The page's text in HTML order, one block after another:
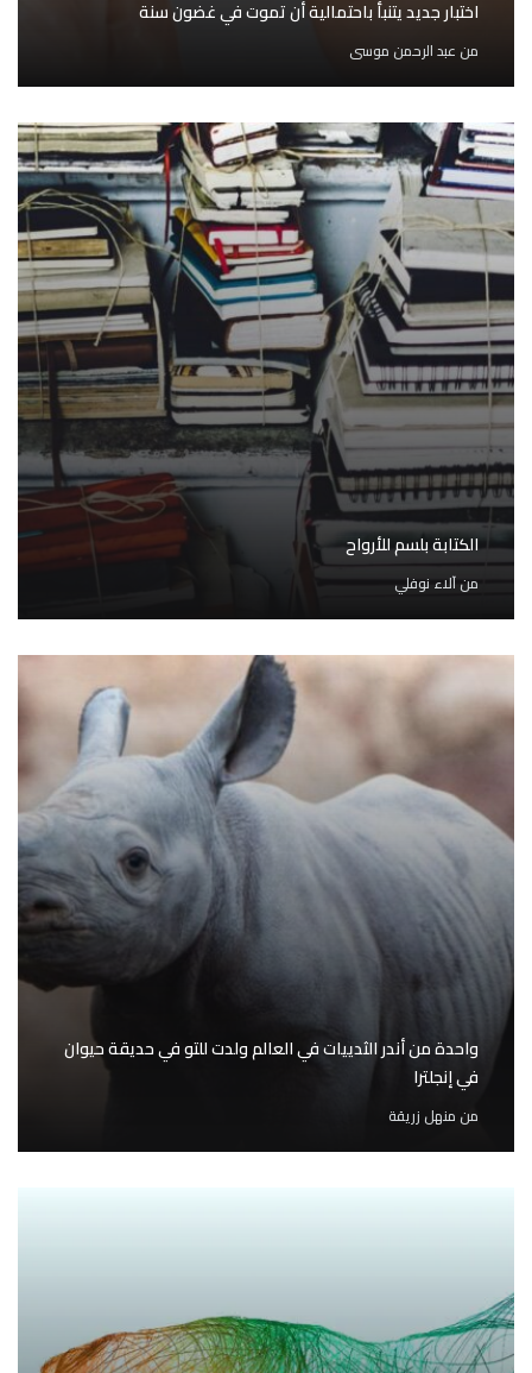
اختبار جديد يتنبأ باحتمالية أن تموت في غضون سنة
من عبد الرحمن موسى
الكتابة بلسم للأرواح
منآلاء نوفلي
واحدة من أندر الثدييات في العالم ولدت للتو في حديقة حيوان
في إنجلترا
من منهل زريقة